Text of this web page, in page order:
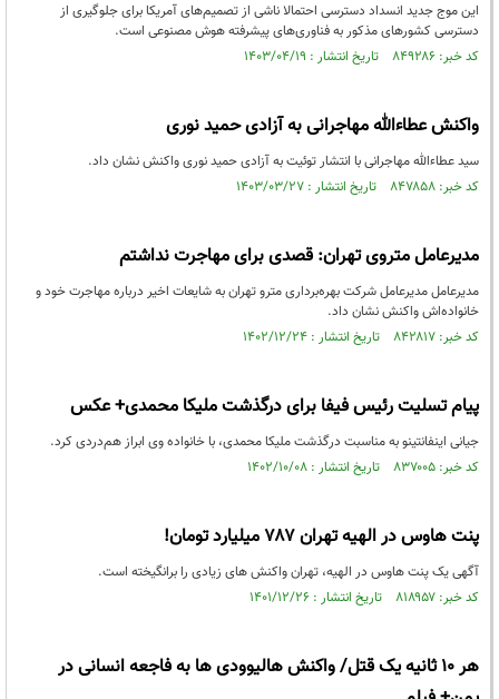
این موج جدید انسداد دسترسی احتمالا ناشی از تصمیم‌های آمریکا برای جلوگیری از
دسترسی کشورهای مذکور به فناوری‌های پیشرفته هوش مصنوعی است.
کد خبر: ۸۴۹۲۸۶ تاریخ انتشار : ۱۴۰۳/۰۴/۱۹
واکنش عطاءالله مهاجرانی به آزادی حمید نوری
سید عطاءالله مهاجرانی با انتشار توئیت به آزادی حمید نوری واکنش نشان داد.
کد خبر: ۸۴۷۸۵۸ تاریخ انتشار : ۱۴۰۳/۰۳/۲۷
مدیرعامل متروی تهران: قصدی برای مهاجرت نداشتم
مدیرعامل مدیرعامل شرکت بهره‌برداری مترو تهران به شایعات اخیر درباره مهاجرت خود و
خانواده‌اش واکنش نشان داد.
کد خبر: ۸۴۲۸۱۷ تاریخ انتشار : ۱۴۰۲/۱۲/۲۴
پیام تسلیت رئیس فیفا برای درگذشت ملیکا محمدی+ عکس
جیانی اینفانتینو به مناسبت درگذشت ملیکا محمدی، با خانواده وی ابراز هم‌دردی کرد.
کد خبر: ۸۳۷۰۰۵ تاریخ انتشار : ۱۴۰۲/۱۰/۰۸
پنت هاوس در الهیه تهران ۷۸۷ میلیارد تومان!
آگهی یک پنت هاوس در الهیه، تهران واکنش های زیادی را برانگیخته است.
کد خبر: ۸۱۸۹۵۷ تاریخ انتشار : ۱۴۰۱/۱۲/۲۶
هر ۱۰ ثانیه یک قتل/ واکنش هالیوودی ها به فاجعه انسانی در